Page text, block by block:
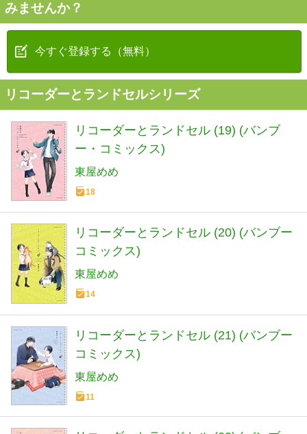
みませんか？
今すぐ登録する（無料）
リコーダーとランドセルシリーズ
リコーダーとランドセル (19) (バンブ
ー・コミックス)
東屋めめ
18
リコーダーとランドセル (20) (バンブー
コミックス)
東屋めめ
14
リコーダーとランドセル (21) (バンブー
コミックス)
東屋めめ
11